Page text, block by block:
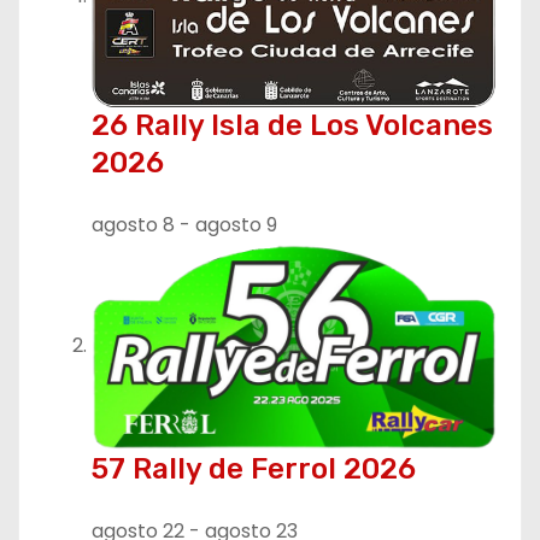
26 Rally Isla de Los Volcanes
2026
agosto 8 - agosto 9
57 Rally de Ferrol 2026
agosto 22 - agosto 23